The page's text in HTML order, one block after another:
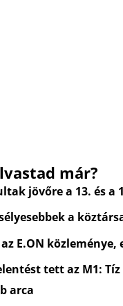
már?
jövőre a 13. és a
a
E.ON
tett az M1:
arca